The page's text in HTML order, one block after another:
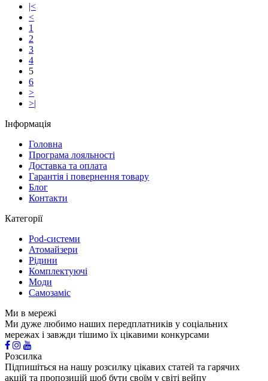
|<
<
1
2
3
4
5
6
>
>|
Інформація
Головна
Програма лояльності
Доставка та оплата
Гарантія і повернення товару
Блог
Контакти
Категорії
Pod-системи
Атомайзери
Рідини
Комплектуючі
Моди
Самозаміс
Ми в мережі
Ми дуже любимо наших передплатників у соціальних
мережах і завжди тішимо їх цікавими конкурсами
Розсилка
Підпишіться на нашу розсилку цікавих статей та гарячих
акцій та пропозицій щоб бути своїм у світі вейпу